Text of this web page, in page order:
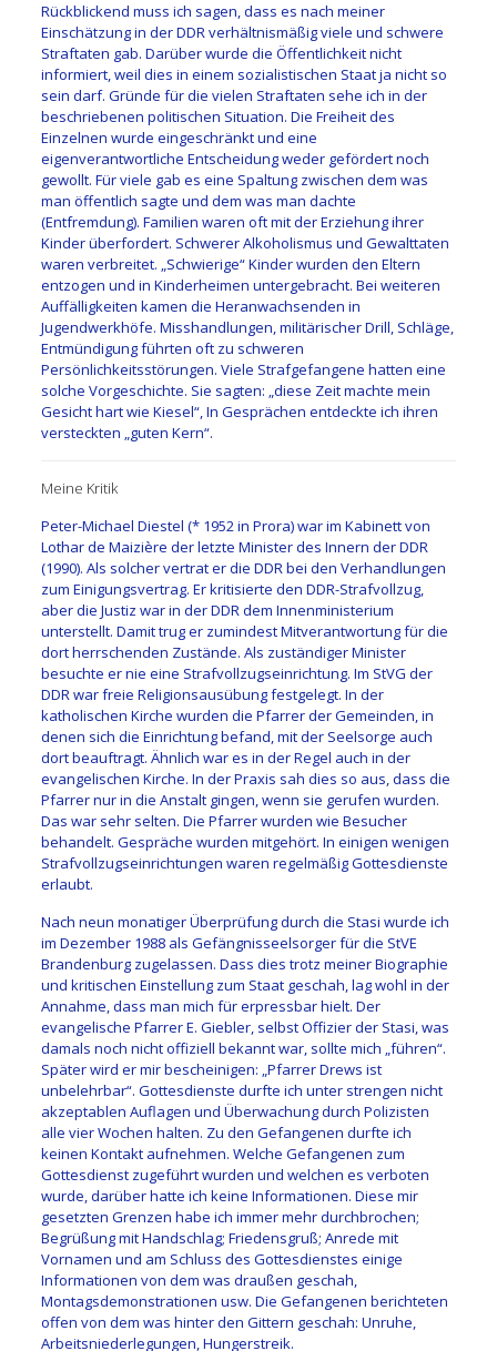
Rückblickend muss ich sagen, dass es nach meiner
Einschätzung in der DDR verhältnismäßig viele und schwere
Straftaten gab. Darüber wurde die Öffentlichkeit nicht
informiert, weil dies in einem sozialistischen Staat ja nicht so
sein darf. Gründe für die vielen Straftaten sehe ich in der
beschriebenen politischen Situation. Die Freiheit des
Einzelnen wurde eingeschränkt und eine
eigenverantwortliche Entscheidung weder gefördert noch
gewollt. Für viele gab es eine Spaltung zwischen dem was
man öffentlich sagte und dem was man dachte
(Entfremdung). Familien waren oft mit der Erziehung ihrer
Kinder überfordert. Schwerer Alkoholismus und Gewalttaten
waren verbreitet. „Schwierige“ Kinder wurden den Eltern
entzogen und in Kinderheimen untergebracht. Bei weiteren
Auffälligkeiten kamen die Heranwachsenden in
Jugendwerkhöfe. Misshandlungen, militärischer Drill, Schläge,
Entmündigung führten oft zu schweren
Persönlichkeitsstörungen. Viele Strafgefangene hatten eine
solche Vorgeschichte. Sie sagten: „diese Zeit machte mein
Gesicht hart wie Kiesel“, In Gesprächen entdeckte ich ihren
versteckten „guten Kern“.
Meine Kritik
Peter-Michael Diestel (* 1952 in Prora) war im Kabinett von
Lothar de Maizière der letzte Minister des Innern der DDR
(1990). Als solcher vertrat er die DDR bei den Verhandlungen
zum Einigungsvertrag. Er kritisierte den DDR-Strafvollzug,
aber die Justiz war in der DDR dem Innenministerium
unterstellt. Damit trug er zumindest Mitverantwortung für die
dort herrschenden Zustände. Als zuständiger Minister
besuchte er nie eine Strafvollzugseinrichtung. Im StVG der
DDR war freie Religionsausübung festgelegt. In der
katholischen Kirche wurden die Pfarrer der Gemeinden, in
denen sich die Einrichtung befand, mit der Seelsorge auch
dort beauftragt. Ähnlich war es in der Regel auch in der
evangelischen Kirche. In der Praxis sah dies so aus, dass die
Pfarrer nur in die Anstalt gingen, wenn sie gerufen wurden.
Das war sehr selten. Die Pfarrer wurden wie Besucher
behandelt. Gespräche wurden mitgehört. In einigen wenigen
Strafvollzugseinrichtungen waren regelmäßig Gottesdienste
erlaubt.
Nach neun monatiger Überprüfung durch die Stasi wurde ich
im Dezember 1988 als Gefängnisseelsorger für die StVE
Brandenburg zugelassen. Dass dies trotz meiner Biographie
und kritischen Einstellung zum Staat geschah, lag wohl in der
Annahme, dass man mich für erpressbar hielt. Der
evangelische Pfarrer E. Giebler, selbst Offizier der Stasi, was
damals noch nicht offiziell bekannt war, sollte mich „führen“.
Später wird er mir bescheinigen: „Pfarrer Drews ist
unbelehrbar“. Gottesdienste durfte ich unter strengen nicht
akzeptablen Auflagen und Überwachung durch Polizisten
alle vier Wochen halten. Zu den Gefangenen durfte ich
keinen Kontakt aufnehmen. Welche Gefangenen zum
Gottesdienst zugeführt wurden und welchen es verboten
wurde, darüber hatte ich keine Informationen. Diese mir
gesetzten Grenzen habe ich immer mehr durchbrochen;
Begrüßung mit Handschlag; Friedensgruß; Anrede mit
Vornamen und am Schluss des Gottesdienstes einige
Informationen von dem was draußen geschah,
Montagsdemonstrationen usw. Die Gefangenen berichteten
offen von dem was hinter den Gittern geschah: Unruhe,
Arbeitsniederlegungen, Hungerstreik.